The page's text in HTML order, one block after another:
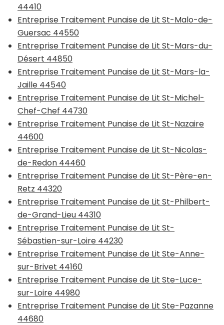
44410
Entreprise Traitement Punaise de Lit St-Malo-de-
Guersac 44550
Entreprise Traitement Punaise de Lit St-Mars-du-
Désert 44850
Entreprise Traitement Punaise de Lit St-Mars-la-
Jaille 44540
Entreprise Traitement Punaise de Lit St-Michel-
Chef-Chef 44730
Entreprise Traitement Punaise de Lit St-Nazaire
44600
Entreprise Traitement Punaise de Lit St-Nicolas-
de-Redon 44460
Entreprise Traitement Punaise de Lit St-Père-en-
Retz 44320
Entreprise Traitement Punaise de Lit St-Philbert-
de-Grand-Lieu 44310
Entreprise Traitement Punaise de Lit St-
Sébastien-sur-Loire 44230
Entreprise Traitement Punaise de Lit Ste-Anne-
sur-Brivet 44160
Entreprise Traitement Punaise de Lit Ste-Luce-
sur-Loire 44980
Entreprise Traitement Punaise de Lit Ste-Pazanne
44680